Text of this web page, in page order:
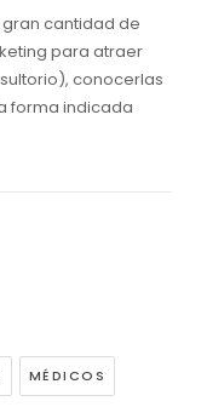
cantidad de
para atraer
conocerlas
forma indicada
MÉDICOS